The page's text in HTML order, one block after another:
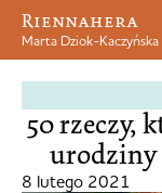
Riennahera
Marta Dziok-Kaczyńska
50 rzeczy,
urodziny
8 lutego 2021